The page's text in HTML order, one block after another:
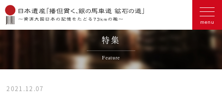
特集
Feature
2021.12.07